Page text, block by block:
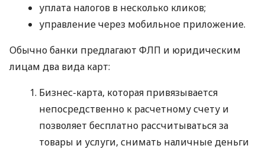
уплата налогов в несколько кликов;
управление через мобильное приложение.
Обычно банки предлагают ФЛП и юридическим
лицам два вида карт:
Бизнес-карта, которая привязывается
непосредственно к расчетному счету и
позволяет бесплатно рассчитываться за
товары и услуги, снимать наличные деньги